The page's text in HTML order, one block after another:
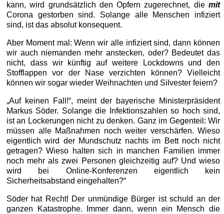
kann, wird grundsätzlich den Opfern zugerechnet, die mit
Corona gestorben sind. Solange alle Menschen infiziert
sind, ist das absolut konsequent.
Aber Moment mal: Wenn wir alle infiziert sind, dann können
wir auch niemanden mehr anstecken, oder? Bedeutet das
nicht, dass wir künftig auf weitere Lockdowns und den
Stofflappen vor der Nase verzichten können? Vielleicht
können wir sogar wieder Weihnachten und Silvester feiern?
„Auf keinen Fall!“, meint der bayerische Ministerpräsident
Markus Söder. Solange die Infektionszahlen so hoch sind,
ist an Lockerungen nicht zu denken. Ganz im Gegenteil: Wir
müssen alle Maßnahmen noch weiter verschärfen. Wieso
eigentlich wird der Mundschutz nachts im Bett noch nicht
getragen? Wieso halten sich in manchen Familien immer
noch mehr als zwei Personen gleichzeitig auf? Und wieso
wird bei Online-Konferenzen eigentlich kein
Sicherheitsabstand eingehalten?“
Söder hat Recht! Der unmündige Bürger ist schuld an der
ganzen Katastrophe. Immer dann, wenn ein Mensch die